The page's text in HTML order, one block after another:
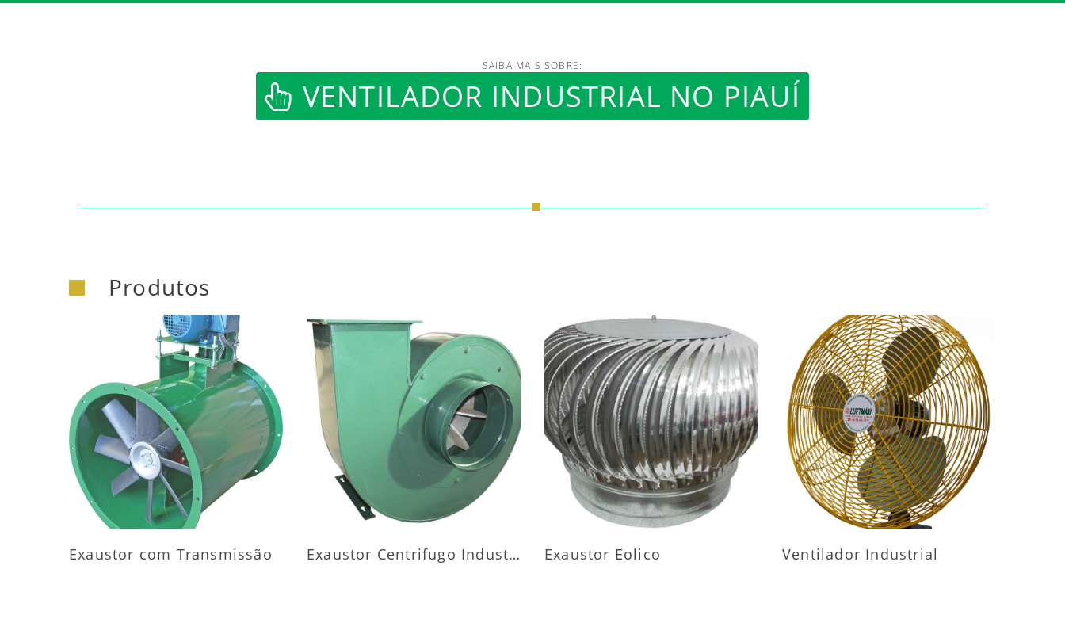
https://www.luftmaxi.com.br/index.html
SAIBA MAIS SOBRE:
VENTILADOR INDUSTRIAL NO PIAUÍ
Produtos
MAIS INFORMAÇÕES
Exaustor com Transmissão
MAIS INFORMAÇÕES
Exaustor Centrifugo Industrial
MAIS INFORMAÇÕES
Exaustor Eolico
MAIS INFORMAÇÕES
Ventilador Industrial